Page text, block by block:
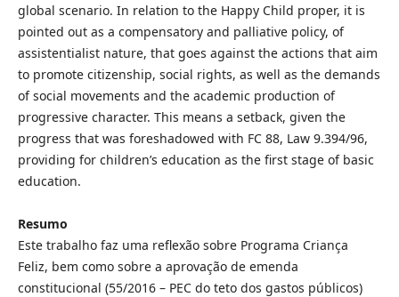
global scenario. In relation to the Happy Child proper, it is
pointed out as a compensatory and palliative policy, of
assistentialist nature, that goes against the actions that aim
to promote citizenship, social rights, as well as the demands
of social movements and the academic production of
progressive character. This means a setback, given the
progress that was foreshadowed with FC 88, Law 9.394/96,
providing for children’s education as the first stage of basic
education.
Resumo
Este trabalho faz uma reflexão sobre Programa Criança
Feliz, bem como sobre a aprovação de emenda
constitucional (55/2016 – PEC do teto dos gastos públicos)